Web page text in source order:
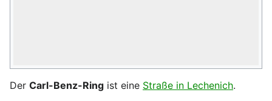
Der Carl-Benz-Ring ist eine Straße in Lechenich.